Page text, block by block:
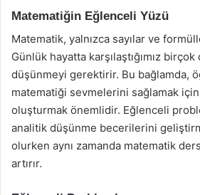
Matematiğin Eğlenceli Yüzü
Matematik, yalnızca sayılar ve
Günlük hayatta karşılaştığımız
düşünmeyi gerektirir. Bu bağlamda,
matematiği sevmelerini sağlamak
oluşturmak önemlidir. Eğlenceli
analitik düşünme becerilerini
olurken aynı zamanda matematik
artırır.